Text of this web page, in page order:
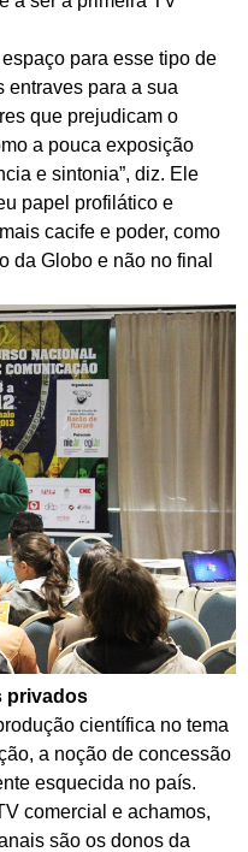
para esse tipo de
entraves para a sua
que prejudicam o
a pouca exposição
e sintonia”, diz. Ele
papel profilático e
cacife e poder, como
da Globo e não no final
privados
científica no tema
a noção de concessão
esquecida no país.
comercial e achamos,
são os donos da